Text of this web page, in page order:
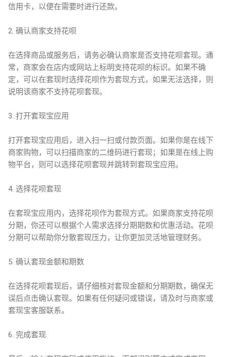
信用卡，以便在需要时进行还款。
2. 确认商家支持花呗
在选择商品或服务后，请务必确认商家是否支持花呗套现。通
常，商家会在店内或网站上标明支持花呗的标识。如果不确
定，可以在套现时选择花呗作为套现方式，如果无法选择，则
说明该商家不支持花呗套现。
3. 打开套现宝应用
打开套现宝应用后，进入扫一扫或付款页面。如果你是在线下
商家购物，可以扫描商家的二维码进行套现；如果是在线上购
物平台，则可以选择花呗套现并跳转到套现宝应用。
4. 选择花呗套现
在套现宝应用内，选择花呗作为套现方式。如果商家支持花呗
分期，你还可以根据个人需求选择分期期数和优惠活动。花呗
分期可以帮助你分散套现压力，让你更加灵活地管理财务。
5. 确认套现金额和期数
在选择花呗套现后，请仔细核对套现金额和分期期数，确保无
误后点击确认套现。如果有任何疑问或错误，请及时与商家或
套现宝客服联系。
6. 完成套现